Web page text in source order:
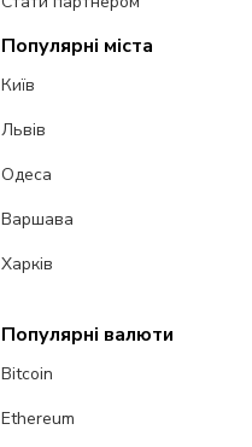
Популярні міста
Київ
Львів
Одеса
Варшава
Харків
Популярні валюти
Bitcoin
Ethereum